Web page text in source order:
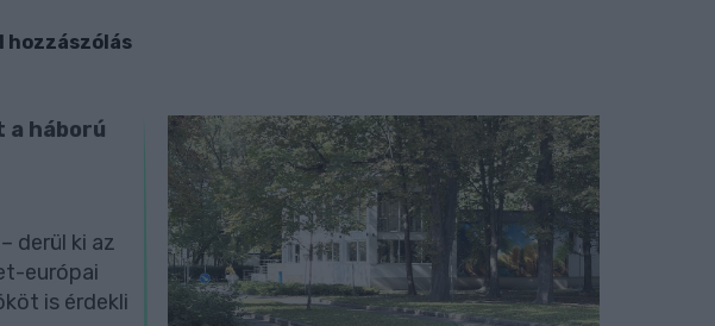
hozzászólás
a háború
derül ki az
európai
is érdekli